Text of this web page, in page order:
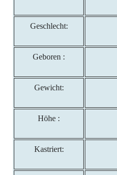
Geschlecht:
Geboren :
Gewicht:
Höhe :
Kastriert: